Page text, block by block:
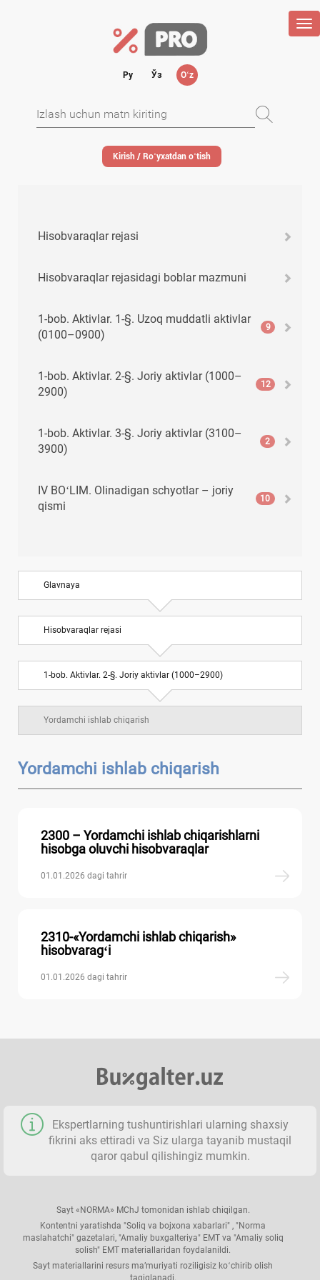
Ру Ўз Oʻz
Kirish / Roʻyхatdan oʻtish
Hisobvaraqlar rejasi
Hisobvaraqlar rejasidagi boblar mazmuni
1-bob. Aktivlar. 1-§. Uzoq muddatli aktivlar
(0100–0900)
9
1-bob. Aktivlar. 2-§. Joriy aktivlar (1000–
2900)
12
1-bob. Aktivlar. 3-§. Joriy aktivlar (3100–
3900)
2
IV BOʻLIM. Olinadigan schyotlar – joriy
qismi
10
VI BOʻLIM. Joriy majburiyatlar
VII BOʻLIM. Uzoq muddatli majburiyatlar 6
VIII BOʻLIM. Kapital, taqsimlangan foyda va
rezervlar
Balansdan tashqari schyotlar
Glavnaya
Hisobvaraqlar rejasi
1-bob. Aktivlar. 2-§. Joriy aktivlar (1000–2900)
Yordamchi ishlab chiqarish
Yordamchi ishlab chiqarish
2300 – Yordamchi ishlab chiqarishlarni
hisobga oluvchi hisobvaraqlar
01.01.2026 dagi tahrir
2310-«Yordamchi ishlab chiqarish»
hisobvaragʻi
01.01.2026 dagi tahrir
Ekspertlarning tushuntirishlari ularning shaхsiy
fikrini aks ettiradi va Siz ularga tayanib mustaqil
qaror qabul qilishingiz mumkin.
Sayt «NORMA» MChJ tomonidan ishlab chiqilgan.
Kontentni yaratishda "Soliq va bojхona хabarlari" , "Norma
maslahatchi" gazetalari, "Amaliy buхgalteriya" EMT va "Amaliy soliq
solish" EMT materiallaridan foydalanildi.
Sayt materiallarini resurs ma’muriyati roziligisiz koʻchirib olish
taqiqlanadi.